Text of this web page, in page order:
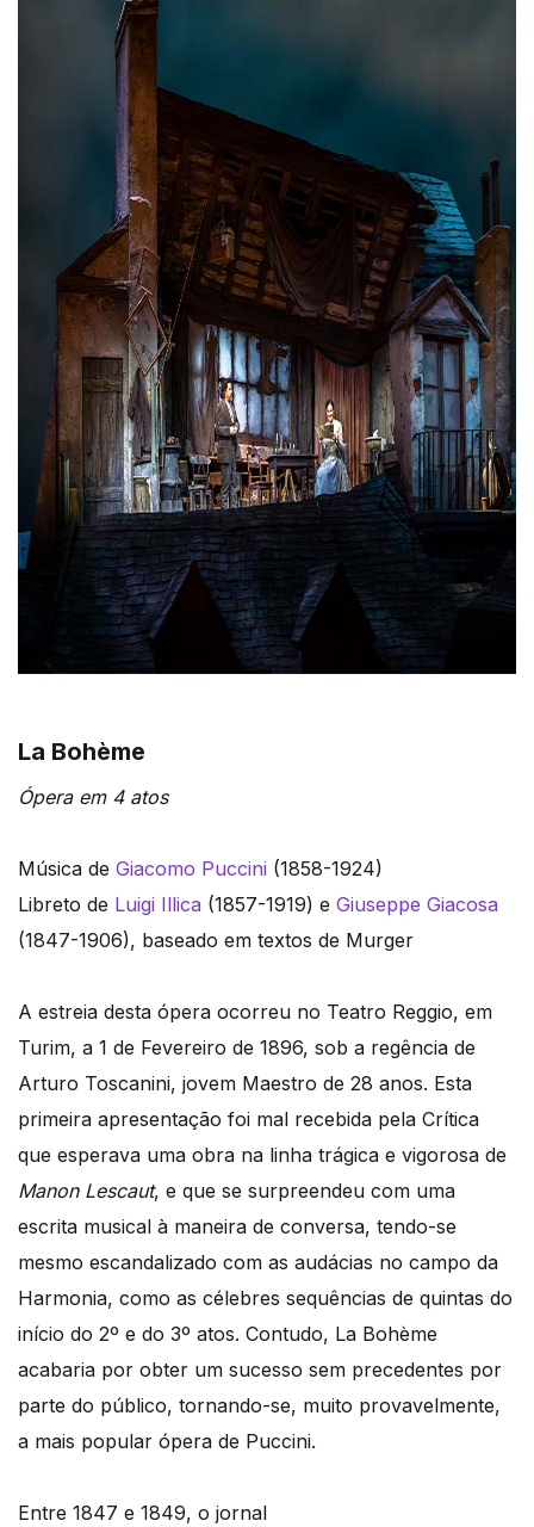
La Bohème
Ópera em 4 atos
Música de Giacomo Puccini (1858-1924)
Libreto de Luigi Illica (1857-1919) e Giuseppe Giacosa
(1847-1906), baseado em textos de Murger
A estreia desta ópera ocorreu no Teatro Reggio, em
Turim, a 1 de Fevereiro de 1896, sob a regência de
Arturo Toscanini, jovem Maestro de 28 anos. Esta
primeira apresentação foi mal recebida pela Crítica
que esperava uma obra na linha trágica e vigorosa de
Manon Lescaut, e que se surpreendeu com uma
escrita musical à maneira de conversa, tendo-se
mesmo escandalizado com as audácias no campo da
Harmonia, como as célebres sequências de quintas do
início do 2º e do 3º atos. Contudo, La Bohème
acabaria por obter um sucesso sem precedentes por
parte do público, tornando-se, muito provavelmente,
a mais popular ópera de Puccini.
Entre 1847 e 1849, o jornal